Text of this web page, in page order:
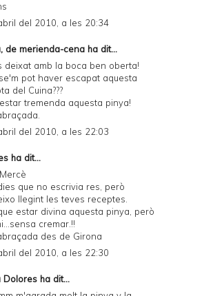
del 2010, a les 20:34
de merienda-cena ha dit...
deixat amb la boca ben oberta!
pot haver escapat aquesta
del Cuina???
tremenda aquesta pinya!
del 2010, a les 22:03
ha dit...
que no escrivia res, però
llegint les teves receptes.
estar divina aquesta pinya, però
cremar.!!
des de Girona
del 2010, a les 22:30
Dolores ha dit...